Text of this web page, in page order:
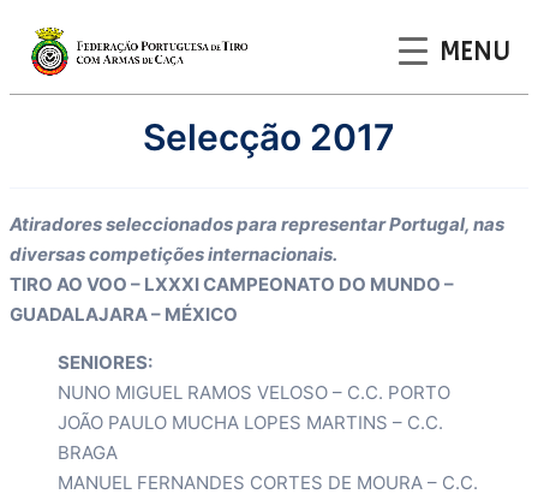
MENU
Selecção 2017
Atiradores seleccionados para representar Portugal, nas
diversas competições internacionais.
TIRO AO VOO – LXXXI CAMPEONATO DO MUNDO –
GUADALAJARA – MÉXICO
SENIORES:
NUNO MIGUEL RAMOS VELOSO – C.C. PORTO
JOÃO PAULO MUCHA LOPES MARTINS – C.C.
BRAGA
MANUEL FERNANDES CORTES DE MOURA – C.C.